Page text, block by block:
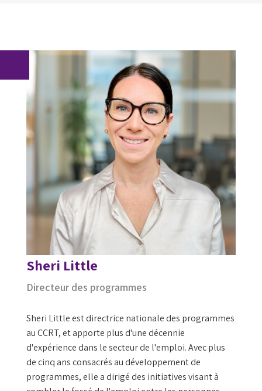
Sheri Little
Directeur des programmes
Sheri Little est directrice nationale des programmes
au CCRT, et apporte plus d'une décennie
d'expérience dans le secteur de l'emploi. Avec plus
de cinq ans consacrés au développement de
programmes, elle a dirigé des initiatives visant à